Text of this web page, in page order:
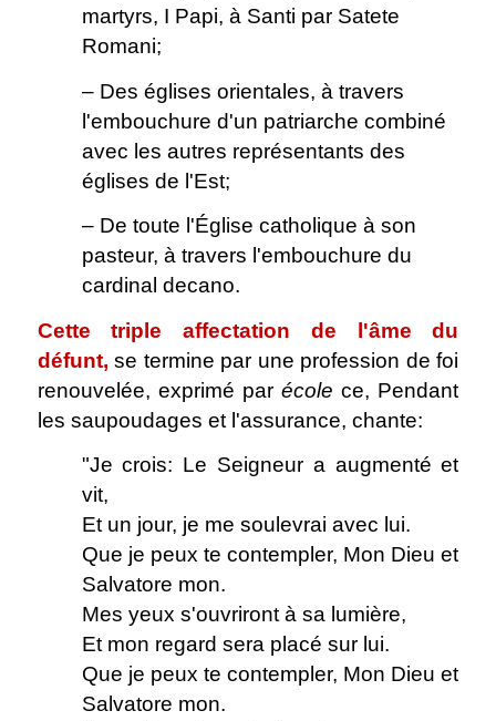
martyrs, I Papi, à Santi par Satete
Romani;
– Des églises orientales, à travers
l'embouchure d'un patriarche combiné
avec les autres représentants des
églises de l'Est;
– De toute l'Église catholique à son
pasteur, à travers l'embouchure du
cardinal decano.
Cette triple affectation de l'âme du
défunt, se termine par une profession de foi
renouvelée, exprimé parécole ce, Pendant
les saupoudages et l'assurance, chante:
"Je crois: Le Seigneur a augmenté et
vit,
Et un jour, je me soulevrai avec lui.
Que je peux te contempler, Mon Dieu et
Salvatore mon.
Mes yeux s'ouvriront à sa lumière,
Et mon regard sera placé sur lui.
Que je peux te contempler, Mon Dieu et
Salvatore mon.